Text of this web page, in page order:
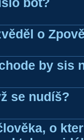
o
by sis
se nudíš?
o